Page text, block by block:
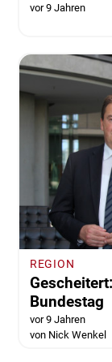
vor 9 Jahren
REGION
Bundestag
vor 9 Jahren
von Nick Wenkel